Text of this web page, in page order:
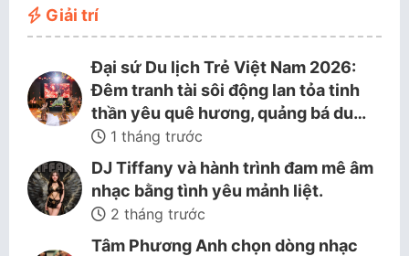
Giải trí
Đại sứ Du lịch Trẻ Việt Nam 2026:
Đêm tranh tài sôi động lan tỏa tinh
thần yêu quê hương, quảng bá du…
1 tháng trước
DJ Tiffany và hành trình đam mê âm
nhạc bằng tình yêu mảnh liệt.
2 tháng trước
Tâm Phương Anh chọn dòng nhạc